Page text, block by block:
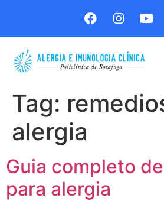
Tag:
alergia
Guia completo
para alergia